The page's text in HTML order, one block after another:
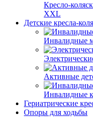
Кресло-
XXL
Детские кресла-
Инвалидные
Активные
Инвалидные
Гериатрические
Опоры для ходьбы